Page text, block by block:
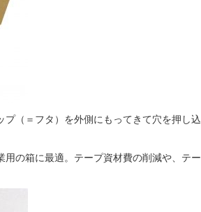
（＝フタ）を外側にもってきて穴を押し込
の箱に最適。テープ資材費の削減や、テー